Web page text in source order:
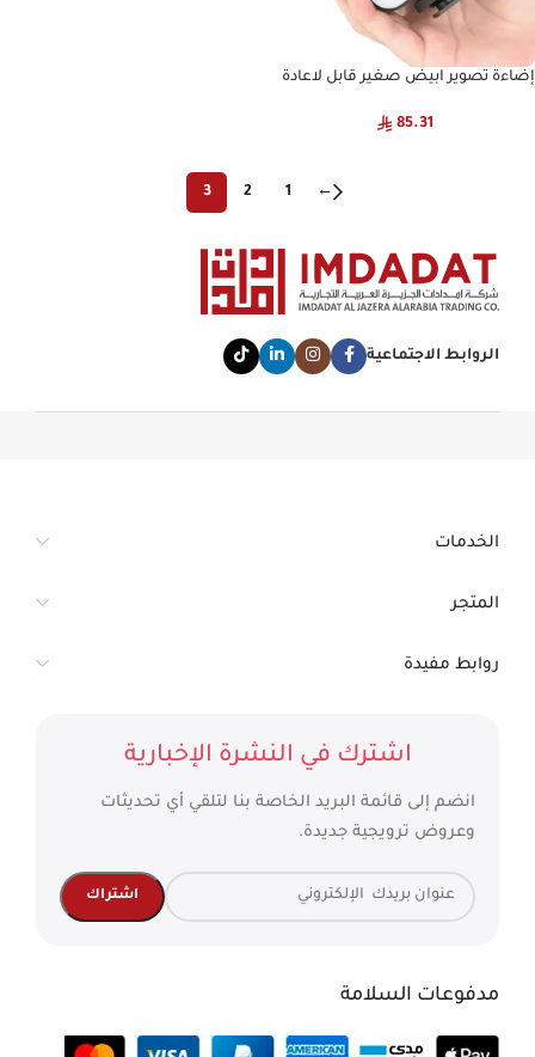
إضاءة تصوير ابيض صغير قابل لاعادة
85.31
←
1
2
3
الروابط الاجتماعية
الخدمات
المتجر
روابط مفيدة
اشترك في النشرة الإخبارية
انضم إلى قائمة البريد الخاصة بنا لتلقي أي تحديثات
وعروض ترويجية جديدة.
مدفوعات السلامة